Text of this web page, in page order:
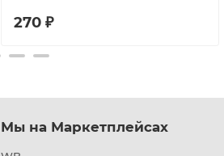
270 ₽
Мы на Маркетплейсах